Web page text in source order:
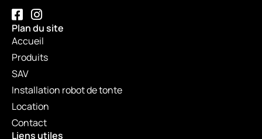
Plan du site
Accueil
Produits
SAV
Installation robot de tonte
Location
Contact
Liens utiles